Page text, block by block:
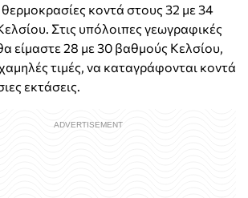
κοντά στους 32 με 34
Στις υπόλοιπες γεωγραφικές
είμαστε 28 με 30 βαθμούς Κελσίου,
χαμηλές τιμές, να καταγράφονται κοντά
εκτάσεις.